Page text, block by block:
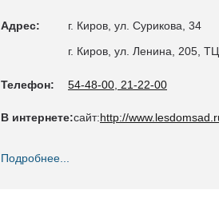
Адрес:
г. Киров, ул. Сурикова, 34
г. Киров, ул. Ленина, 205,
Телефон: 54-48-00, 21-22-00
В интернете:сайт:http://
Подробнее...